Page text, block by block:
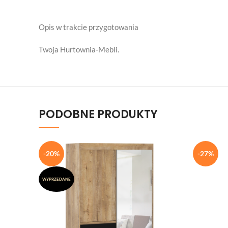
Opis w trakcie przygotowania
Twoja Hurtownia-Mebli.
PODOBNE PRODUKTY
-20%
WYPRZEDANE
-27%